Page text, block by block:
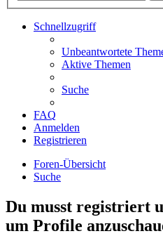
Schnellzugriff
Unbeantwortete
Aktive Themen
Suche
FAQ
Anmelden
Registrieren
Foren-Übersicht
Suche
Du musst registriert
um Profile